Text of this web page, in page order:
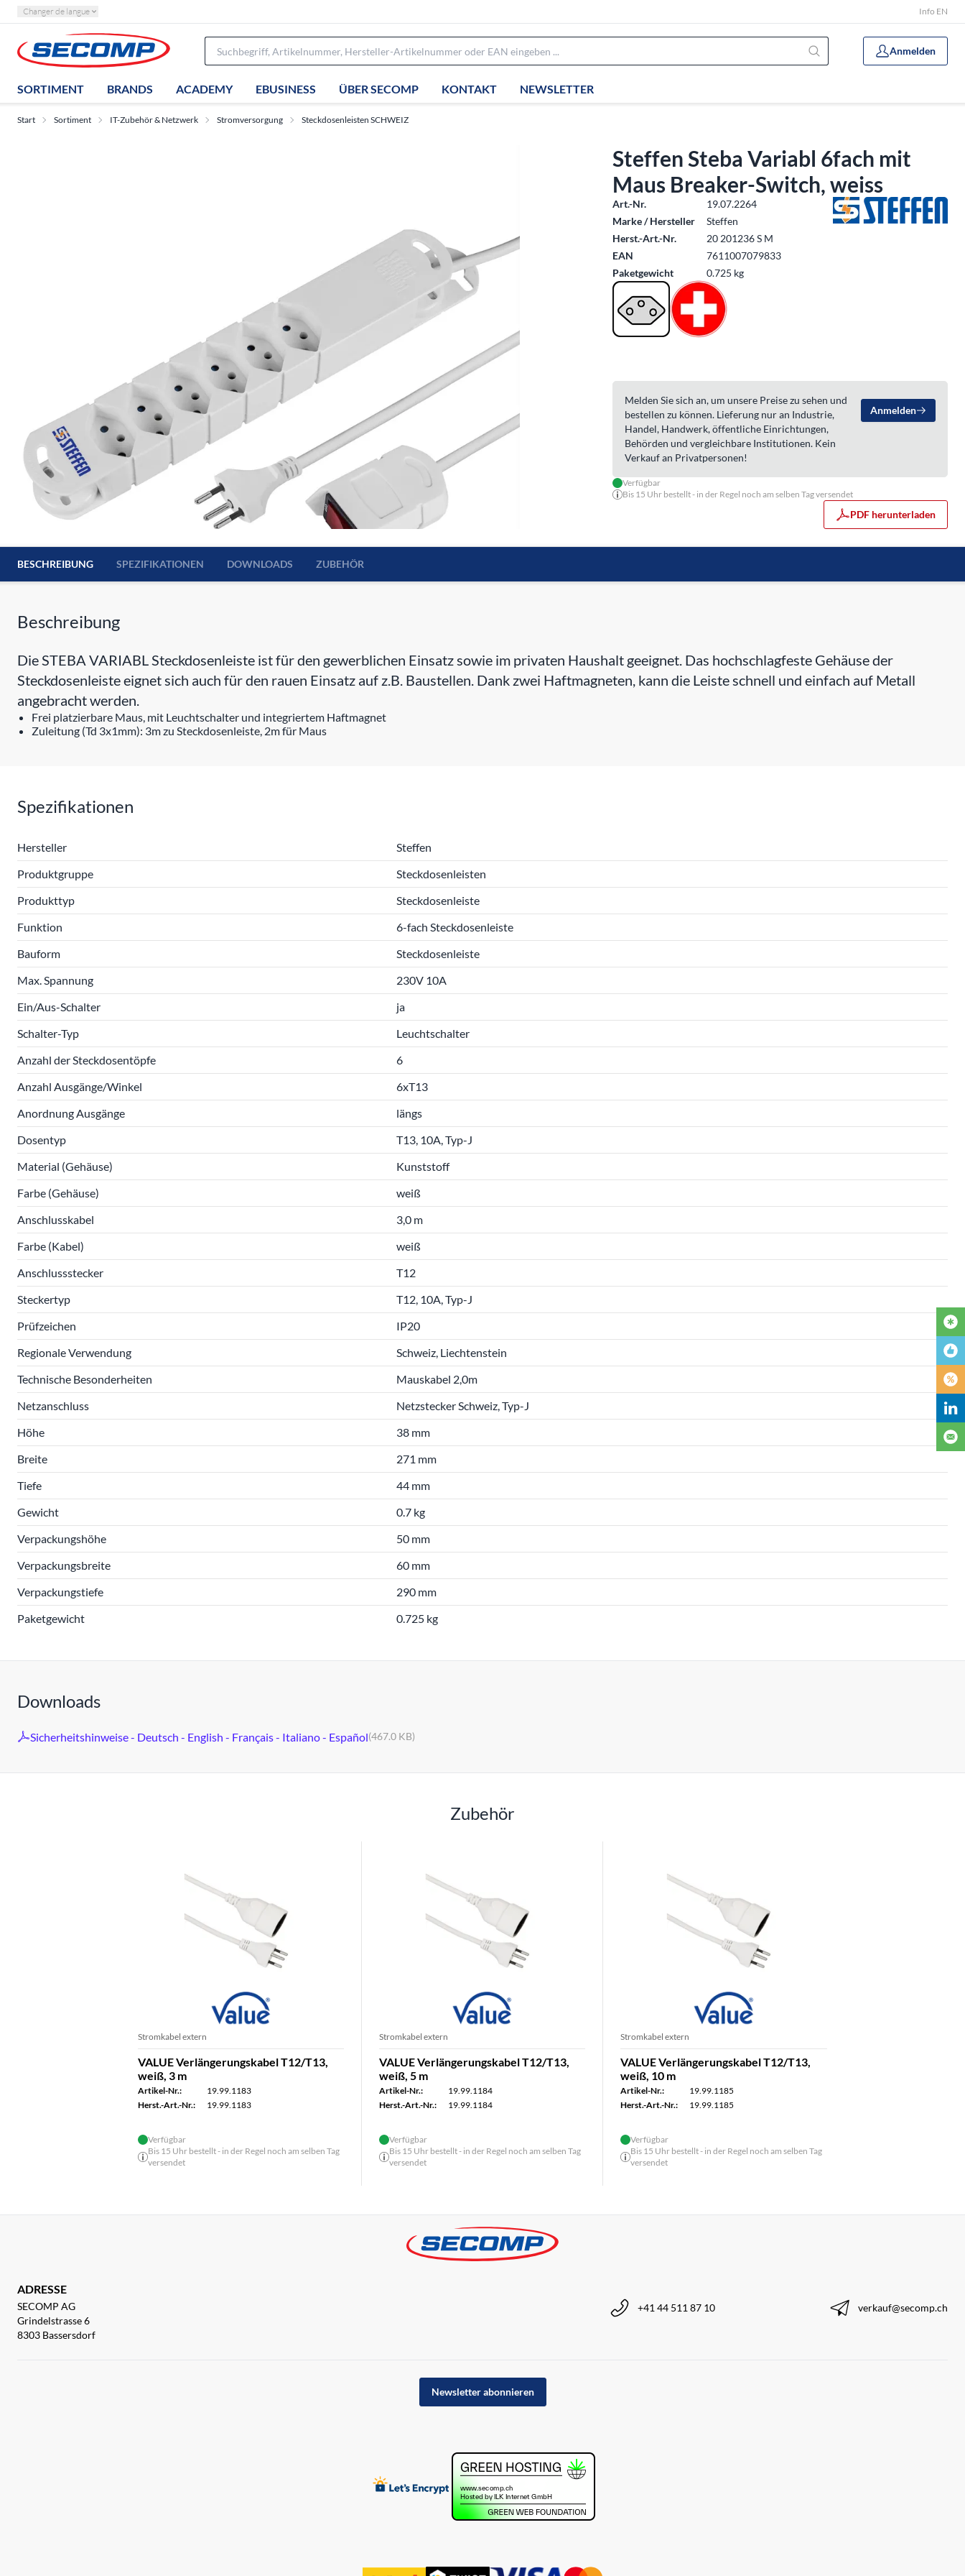
Changer de langue Info EN
Anmelden
SORTIMENT BRANDS ACADEMY EBUSINESS ÜBER SECOMP KONTAKT NEWSLETTER
Start Sortiment IT-Zubehör & Netzwerk Stromversorgung Steckdosenleisten SCHWEIZ
Steffen Steba Variabl 6fach mit
Maus Breaker-Switch, weiss
Art.-Nr.
19.07.2264
Marke / Hersteller
Steffen
Herst.-Art.-Nr.
20 201236 S M
EAN
7611007079833
Paketgewicht
0.725 kg
Melden Sie sich an, um unsere Preise zu sehen und
bestellen zu können. Lieferung nur an Industrie,
Handel, Handwerk, öffentliche Einrichtungen,
Behörden und vergleichbare Institutionen. Kein
Verkauf an Privatpersonen!
Anmelden
Verfügbar
Bis 15 Uhr bestellt - in der Regel noch am selben Tag versendet
PDF herunterladen
BESCHREIBUNG SPEZIFIKATIONEN DOWNLOADS ZUBEHÖR
Beschreibung
Die STEBA VARIABL Steckdosenleiste ist für den gewerblichen Einsatz sowie im privaten Haushalt geeignet. Das hochschlagfeste Gehäuse der
Steckdosenleiste eignet sich auch für den rauen Einsatz auf z.B. Baustellen. Dank zwei Haftmagneten, kann die Leiste schnell und einfach auf Metall
angebracht werden.
Frei platzierbare Maus, mit Leuchtschalter und integriertem Haftmagnet
Zuleitung (Td 3x1mm): 3m zu Steckdosenleiste, 2m für Maus
Spezifikationen
Hersteller
Steffen
Produktgruppe
Steckdosenleisten
Produkttyp
Steckdosenleiste
Funktion
6-fach Steckdosenleiste
Bauform
Steckdosenleiste
Max. Spannung
230V 10A
Ein/Aus-Schalter
ja
Schalter-Typ
Leuchtschalter
Anzahl der Steckdosentöpfe
6
Anzahl Ausgänge/Winkel
6xT13
Anordnung Ausgänge
längs
Dosentyp
T13, 10A, Typ-J
Material (Gehäuse)
Kunststoff
Farbe (Gehäuse)
weiß
Anschlusskabel
3,0 m
Farbe (Kabel)
weiß
Anschlussstecker
T12
Steckertyp
T12, 10A, Typ-J
Prüfzeichen
IP20
Regionale Verwendung
Schweiz, Liechtenstein
Technische Besonderheiten
Mauskabel 2,0m
Netzanschluss
Netzstecker Schweiz, Typ-J
Höhe
38 mm
Breite
271 mm
Tiefe
44 mm
Gewicht
0.7 kg
Verpackungshöhe
50 mm
Verpackungsbreite
60 mm
Verpackungstiefe
290 mm
Paketgewicht
0.725 kg
Downloads
Sicherheitshinweise - Deutsch - English - Français - Italiano - Español(467.0 KB)
Zubehör
Stromkabel extern
VALUE Verlängerungskabel T12/T13,
weiß, 3 m
Artikel-Nr.:
19.99.1183
Herst.-Art.-Nr.:
19.99.1183
Verfügbar
Bis 15 Uhr bestellt - in der Regel noch am selben Tag
versendet
Stromkabel extern
VALUE Verlängerungskabel T12/T13,
weiß, 5 m
Artikel-Nr.:
19.99.1184
Herst.-Art.-Nr.:
19.99.1184
Verfügbar
Bis 15 Uhr bestellt - in der Regel noch am selben Tag
versendet
Stromkabel extern
VALUE Verlängerungskabel T12/T13,
weiß, 10 m
Artikel-Nr.:
19.99.1185
Herst.-Art.-Nr.:
19.99.1185
Verfügbar
Bis 15 Uhr bestellt - in der Regel noch am selben Tag
versendet
ADRESSE
SECOMP AG
Grindelstrasse 6
8303 Bassersdorf
+41 44 511 87 10 verkauf@secomp.ch
Newsletter abonnieren